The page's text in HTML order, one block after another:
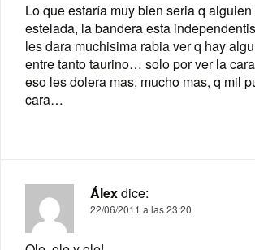
Lo que estaría muy bien seria q
estelada, la bandera esta
les dara muchisima rabia ver q hay
entre tanto taurino… solo por ver la
eso les dolera mas, mucho mas, q mil
cara…
Álexdice:
22/06/2011 a las 23:20